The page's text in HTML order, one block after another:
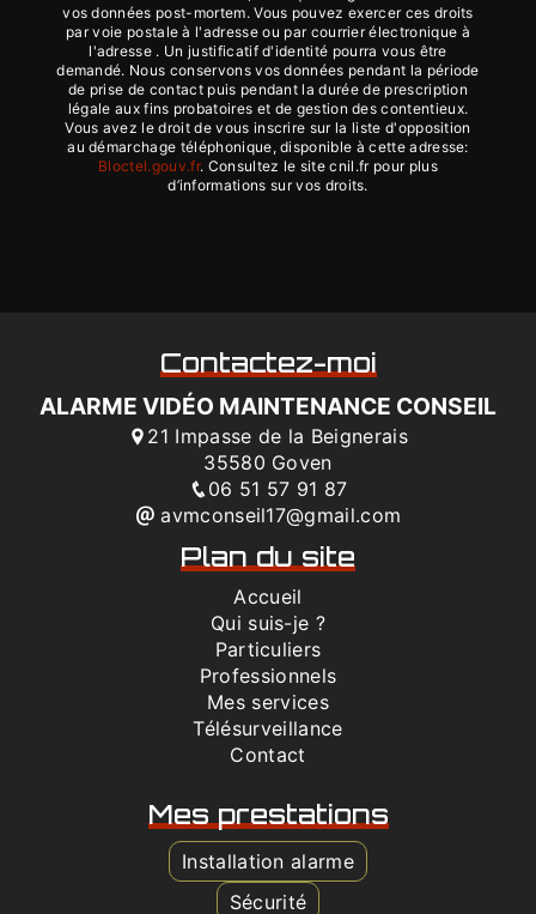
vos données post-mortem. Vous pouvez exercer ces droits
par voie postale à l'adresse ou par courrier électronique à
l'adresse . Un justificatif d'identité pourra vous être
demandé. Nous conservons vos données pendant la période
de prise de contact puis pendant la durée de prescription
légale aux fins probatoires et de gestion des contentieux.
Vous avez le droit de vous inscrire sur la liste d'opposition
au démarchage téléphonique, disponible à cette adresse:
Bloctel.gouv.fr. Consultez le site cnil.fr pour plus
d’informations sur vos droits.
Contactez-moi
ALARME VIDÉO MAINTENANCE CONSEIL
21 Impasse de la Beignerais
35580 Goven
06 51 57 91 87
avmconseil17@gmail.com
Plan du site
Accueil
Qui suis-je ?
Particuliers
Professionnels
Mes services
Télésurveillance
Contact
Mes prestations
Installation alarme
Sécurité